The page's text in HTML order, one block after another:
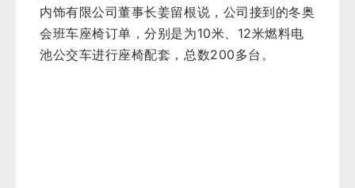
内饰有限公司董事长姜留根说，公司接到的冬奥
会班车座椅订单，分别是为10米、12米燃料电
池公交车进行座椅配套，总数200多台。